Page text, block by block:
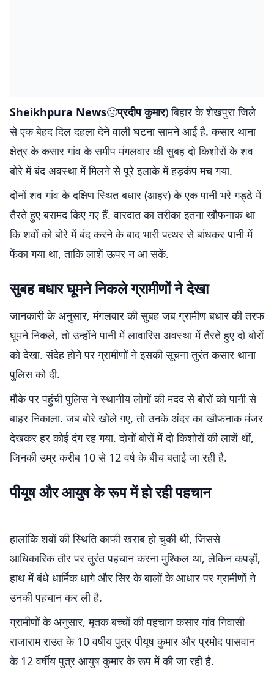
Sheikhpura News🙁प्रदीप कुमार) बिहार के शेखपुरा जिले
से एक बेहद दिल दहला देने वाली घटना सामने आई है. कसार थाना
क्षेत्र के कसार गांव के समीप मंगलवार की सुबह दो किशोरों के शव
बोरे में बंद अवस्था में मिलने से पूरे इलाके में हड़कंप मच गया.
दोनों शव गांव के दक्षिण स्थित बधार (आहर) के एक पानी भरे गड्ढे में
तैरते हुए बरामद किए गए हैं. वारदात का तरीका इतना खौफनाक था
कि शवों को बोरे में बंद करने के बाद भारी पत्थर से बांधकर पानी में
फेंका गया था, ताकि लाशें ऊपर न आ सकें.
सुबह बधार घूमने निकले ग्रामीणों ने देखा
जानकारी के अनुसार, मंगलवार की सुबह जब ग्रामीण बधार की तरफ
घूमने निकले, तो उन्होंने पानी में लावारिस अवस्था में तैरते हुए दो बोरों
को देखा. संदेह होने पर ग्रामीणों ने इसकी सूचना तुरंत कसार थाना
पुलिस को दी.
मौके पर पहुंची पुलिस ने स्थानीय लोगों की मदद से बोरों को पानी से
बाहर निकाला. जब बोरे खोले गए, तो उनके अंदर का खौफनाक मंजर
देखकर हर कोई दंग रह गया. दोनों बोरों में दो किशोरों की लाशें थीं,
जिनकी उम्र करीब 10 से 12 वर्ष के बीच बताई जा रही है.
पीयूष और आयुष के रूप में हो रही पहचान
हालांकि शवों की स्थिति काफी खराब हो चुकी थी, जिससे
आधिकारिक तौर पर तुरंत पहचान करना मुश्किल था, लेकिन कपड़ों,
हाथ में बंधे धार्मिक धागे और सिर के बालों के आधार पर ग्रामीणों ने
उनकी पहचान कर ली है.
ग्रामीणों के अनुसार, मृतक बच्चों की पहचान कसार गांव निवासी
राजाराम राउत के 10 वर्षीय पुत्र पीयूष कुमार और प्रमोद पासवान
के 12 वर्षीय पुत्र आयुष कुमार के रूप में की जा रही है.